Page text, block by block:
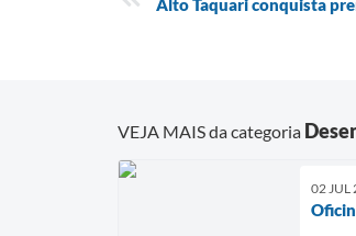
Alto Taquari conquista
VEJA MAIS da categoria
02 JUL